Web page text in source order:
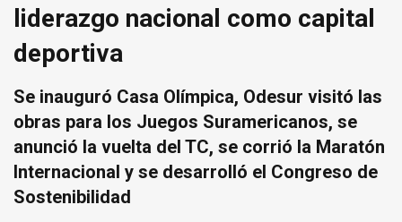
liderazgo nacional como capital
deportiva
Se inauguró Casa Olímpica, Odesur visitó las
obras para los Juegos Suramericanos, se
anunció la vuelta del TC, se corrió la Maratón
Internacional y se desarrolló el Congreso de
Sostenibilidad